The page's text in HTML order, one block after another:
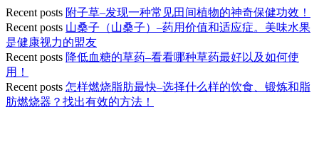
Recent posts 附子草–发现一种常见田间植物的神奇保健功效！
Recent posts 山桑子（山桑子）–药用价值和适应症。美味水果
是健康视力的盟友
Recent posts 降低血糖的草药–看看哪种草药最好以及如何使
用！
Recent posts 怎样燃烧脂肪最快–选择什么样的饮食、锻炼和脂
肪燃烧器？找出有效的方法！